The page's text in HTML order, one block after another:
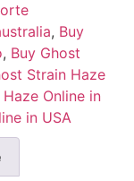
, Buy
, Buy Ghost
Strain Haze
Online in
in USA